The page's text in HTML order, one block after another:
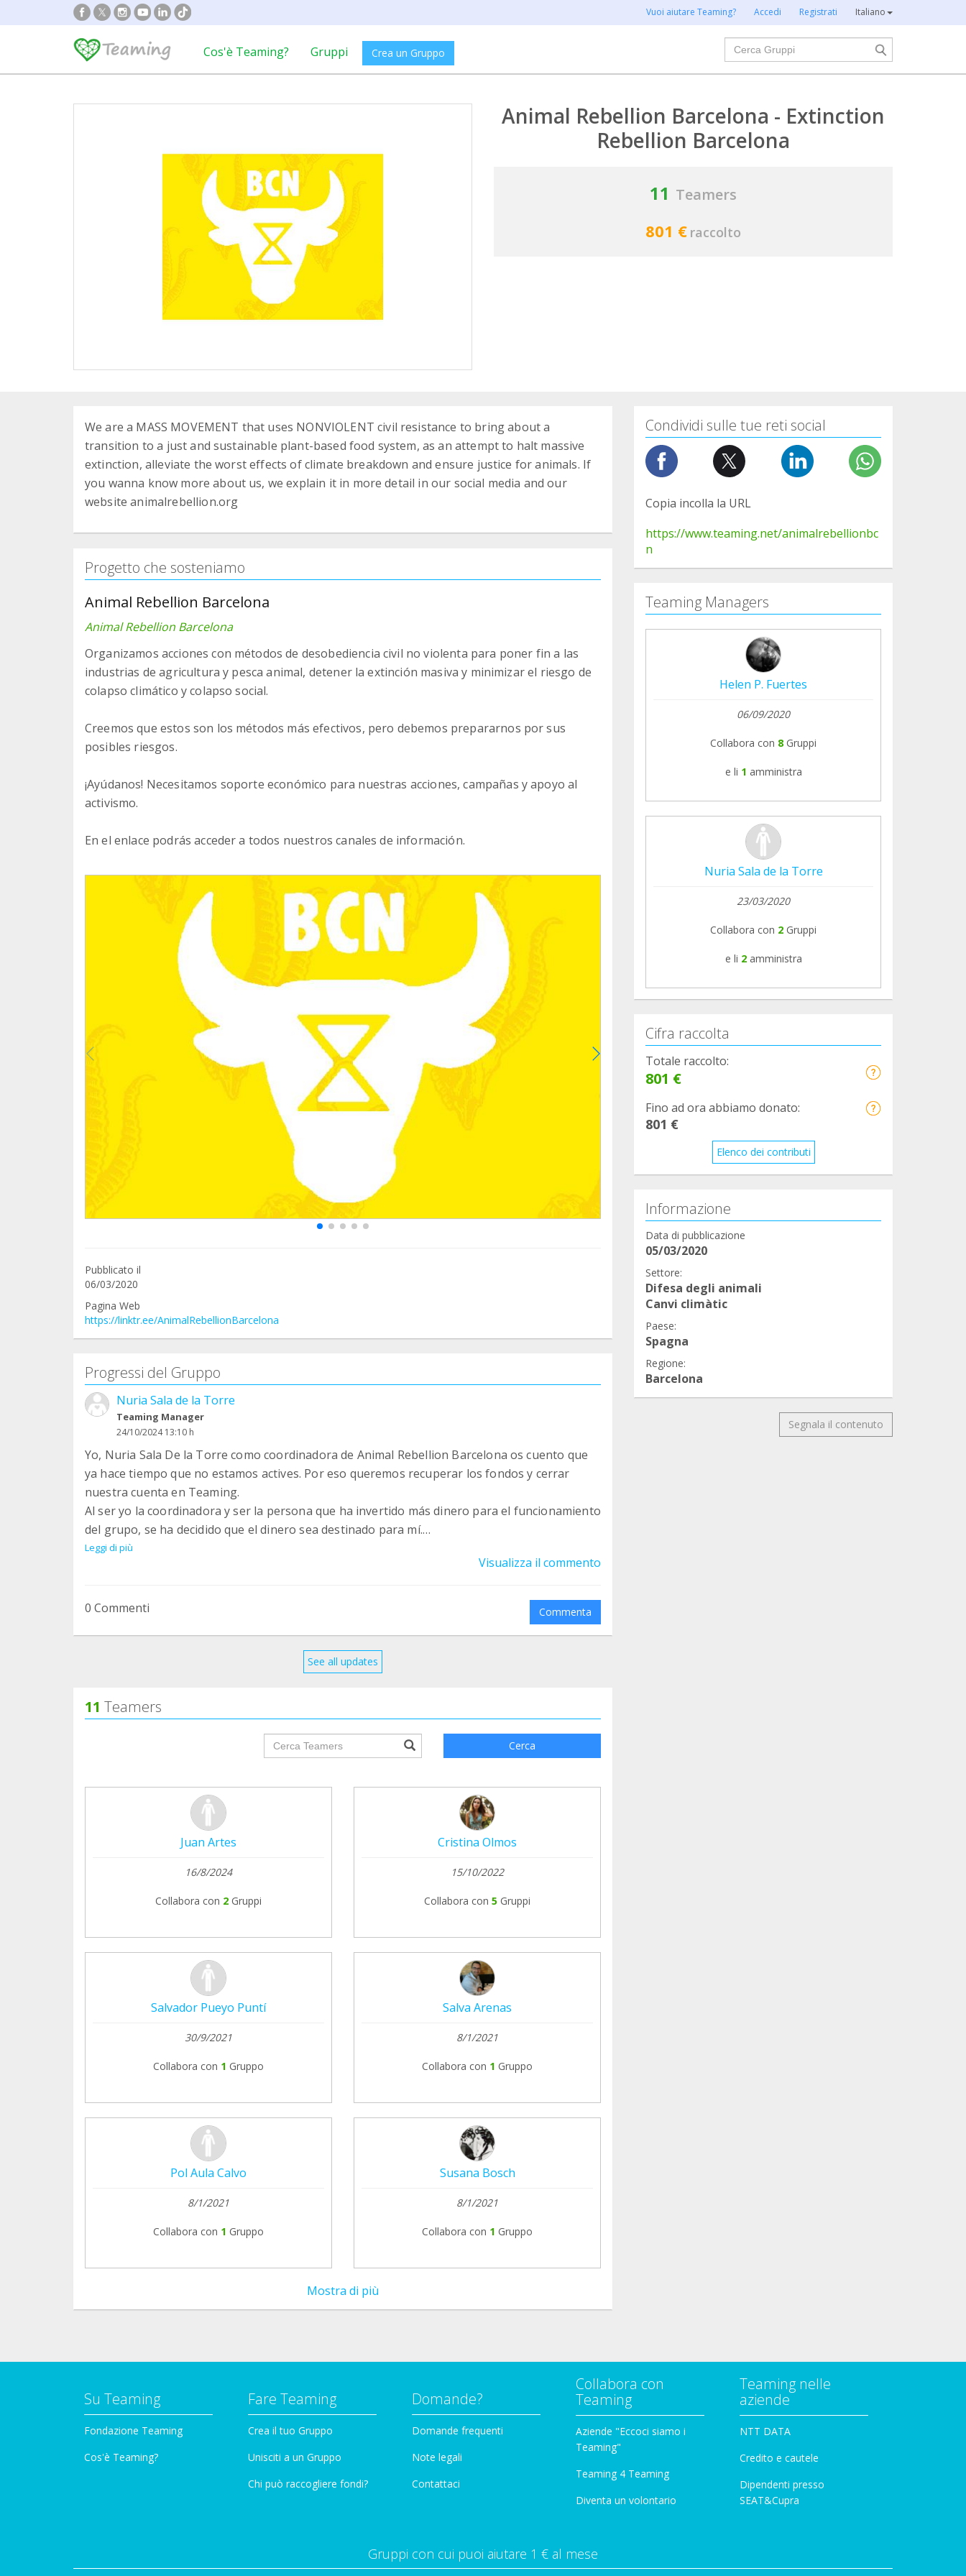
Vuoi aiutare Teaming? Accedi Registrati Italiano
Cos'è Teaming? Gruppi Crea un Gruppo
Cerca
Animal Rebellion Barcelona - Extinction
Rebellion Barcelona
11 Teamers
801 € raccolto
We are a MASS MOVEMENT that uses NONVIOLENT civil resistance to bring about a
transition to a just and sustainable plant-based food system, as an attempt to halt massive
extinction, alleviate the worst effects of climate breakdown and ensure justice for animals. If
you wanna know more about us, we explain it in more detail in our social media and our
website animalrebellion.org
Progetto che sosteniamo
Animal Rebellion Barcelona
Animal Rebellion Barcelona
Organizamos acciones con métodos de desobediencia civil no violenta para poner fin a las
industrias de agricultura y pesca animal, detener la extinción masiva y minimizar el riesgo de
colapso climático y colapso social.
Creemos que estos son los métodos más efectivos, pero debemos prepararnos por sus
posibles riesgos.
¡Ayúdanos! Necesitamos soporte económico para nuestras acciones, campañas y apoyo al
activismo.
En el enlace podrás acceder a todos nuestros canales de información.
Pubblicato il
06/03/2020
Pagina Web
https://linktr.ee/AnimalRebellionBarcelona
Progressi del Gruppo
Nuria Sala de la Torre
Teaming Manager
24/10/2024 13:10 h
Yo, Nuria Sala De la Torre como coordinadora de Animal Rebellion Barcelona os cuento que
ya hace tiempo que no estamos actives. Por eso queremos recuperar los fondos y cerrar
nuestra cuenta en Teaming.
Al ser yo la coordinadora y ser la persona que ha invertido más dinero para el funcionamiento
del grupo, se ha decidido que el dinero sea destinado para mí.
Gracias.
Leggi di più
Visualizza il commento
0 Commenti Commenta
See all updates
11 Teamers
groupProfile.searchForm.search.text??? Cerca
Juan Artes
16/8/2024
Collabora con 2 Gruppi
Cristina Olmos
15/10/2022
Collabora con 5 Gruppi
Salvador Pueyo Puntí
30/9/2021
Collabora con 1 Gruppo
Salva Arenas
8/1/2021
Collabora con 1 Gruppo
Pol Aula Calvo
8/1/2021
Collabora con 1 Gruppo
Susana Bosch
8/1/2021
Collabora con 1 Gruppo
Mostra di più
Condividi sulle tue reti social
Copia incolla la URL
https://www.teaming.net/animalrebellionbc
n
Teaming Managers
Helen P. Fuertes
06/09/2020
Collabora con 8 Gruppi
e li 1 amministra
Nuria Sala de la Torre
23/03/2020
Collabora con 2 Gruppi
e li 2 amministra
Cifra raccolta
Totale raccolto:
801 €
Fino ad ora abbiamo donato:
801 €
Elenco dei contributi
Informazione
Data di pubblicazione
05/03/2020
Settore:
Difesa degli animali
Canvi climàtic
Paese:
Spagna
Regione:
Barcelona
Segnala il contenuto
Su Teaming
Fondazione Teaming
Cos'è Teaming?
Fare Teaming
Crea il tuo Gruppo
Unisciti a un Gruppo
Chi può raccogliere fondi?
Domande?
Domande frequenti
Note legali
Contattaci
Collabora con
Teaming
Aziende "Eccoci siamo i
Teaming"
Teaming 4 Teaming
Diventa un volontario
Teaming nelle
aziende
NTT DATA
Credito e cautele
Dipendenti presso
SEAT&Cupra
Gruppi con cui puoi aiutare 1 € al mese